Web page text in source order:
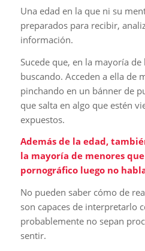
Una edad en la que ni su
preparados para recibir,
información.
Sucede que, en la mayoría de
buscando. Acceden a ella de
pinchando en un bánner de
que salta en algo que estén
expuestos.
Además de la edad,
la mayoría de menores
pornográfico luego no
No pueden saber cómo de
son capaces de interpretarlo
probablemente no sepan
sentir.